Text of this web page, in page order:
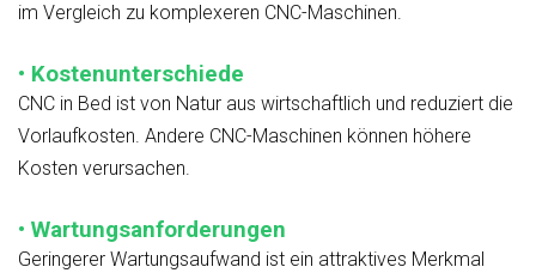
im Vergleich zu komplexeren CNC-Maschinen.
• Kostenunterschiede
CNC in Bed ist von Natur aus wirtschaftlich und reduziert die
Vorlaufkosten. Andere CNC-Maschinen können höhere
Kosten verursachen.
• Wartungsanforderungen
Geringerer Wartungsaufwand ist ein attraktives Merkmal